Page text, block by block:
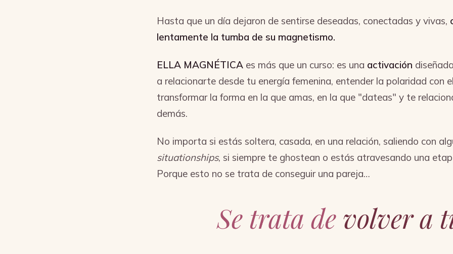
Hasta que un día dejaron de sentirse deseadas, conectadas y vivas,
lentamente la tumba de su magnetismo.
ELLA MAGNÉTICA es más que un curso: es una activación
a relacionarte desde tu energía femenina, entender la polaridad con
transformar la forma en la que amas, en la que "dateas" y te
demás.
No importa si estás soltera, casada, en una relación, saliendo con
situationships, si siempre te ghostean o estás atravesando una
Porque esto no se trata de conseguir una pareja…
Se trata de volver a